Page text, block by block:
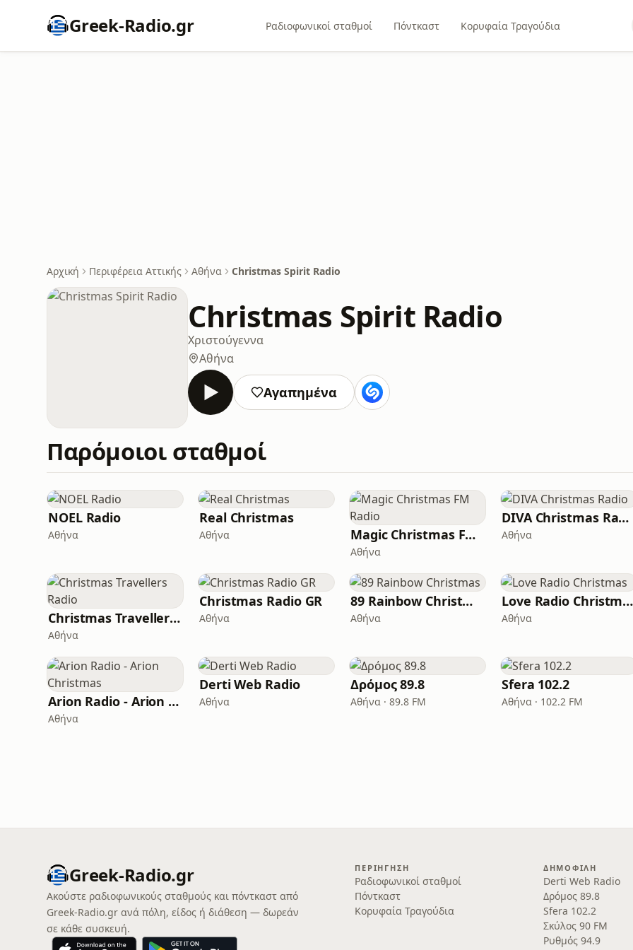
Greek-Radio.gr Ραδιοφωνικοί σταθμοί Πόντκαστ Κορυφαία Τραγούδια
Αρχική Περιφέρεια Αττικής Αθήνα Christmas Spirit Radio
Christmas Spirit Radio
Χριστούγεννα
Αθήνα
Αγαπημένα
Παρόμοιοι σταθμοί
NOEL Radio
Αθήνα
Real Christmas
Αθήνα Magic Christmas FM Radio
Αθήνα
DIVA Christmas Radio
Αθήνα
Christmas Travellers Radio
Αθήνα
Christmas Radio GR
Αθήνα
89 Rainbow Christmas
Αθήνα
Love Radio Christmas
Αθήνα
Arion Radio - Arion Christmas
Αθήνα
Derti Web Radio
Αθήνα
Δρόμος 89.8
Αθήνα · 89.8 FM
Sfera 102.2
Αθήνα · 102.2 FM
Greek-Radio.gr
Ακούστε ραδιοφωνικούς σταθμούς και πόντκαστ από
Greek-Radio.gr ανά πόλη, είδος ή διάθεση — δωρεάν
σε κάθε συσκευή.
ΠΕΡΙΉΓΗΣΗ
Ραδιοφωνικοί σταθμοί
Πόντκαστ
Κορυφαία Τραγούδια
ΔΗΜΟΦΙΛΉ
Derti Web Radio
Δρόμος 89.8
Sfera 102.2
Σκύλος 90 FM
Ρυθμός 94.9